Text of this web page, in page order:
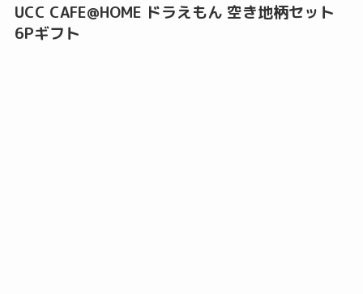
UCC CAFE@HOME ドラえもん 空き地柄セット
6Pギフト